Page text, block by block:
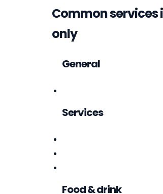
Common services
only
General
Services
Food & drink